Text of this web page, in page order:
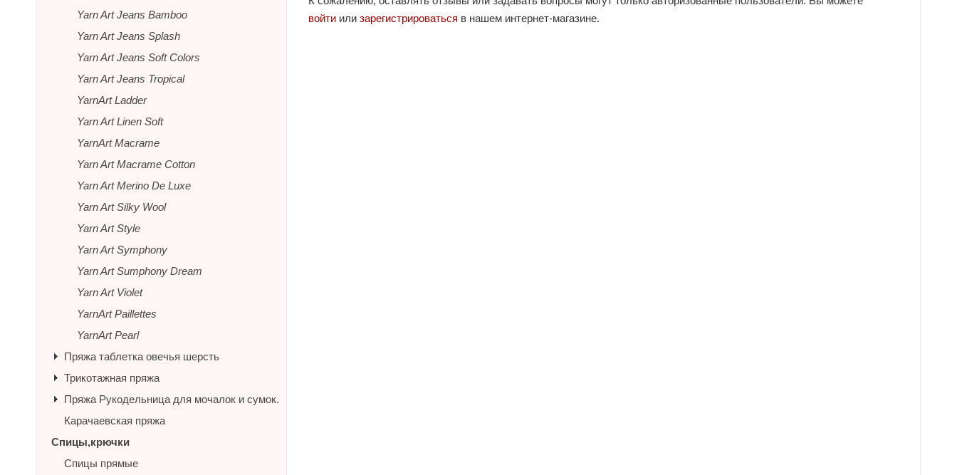
войти или зарегистрироваться в нашем интернет-магазине.
Yarn Art Jeans Bamboo
Yarn Art Jeans Splash
Yarn Art Jeans Soft Colors
Yarn Art Jeans Tropical
YarnArt Ladder
Yarn Art Linen Soft
YarnArt Macrame
Yarn Art Macrame Cotton
Yarn Art Merino De Luxe
Yarn Art Silky Wool
Yarn Art Style
Yarn Art Symphony
Yarn Art Sumphony Dream
Yarn Art Violet
YarnArt Paillettes
YarnArt Pearl
Пряжа таблетка овечья шерсть
Трикотажная пряжа
Пряжа Рукодельница для мочалок и сумок.
Карачаевская пряжа
Спицы,крючки
Спицы прямые